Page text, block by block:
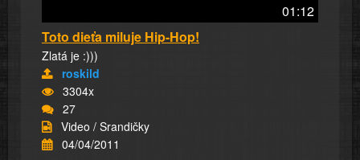
01:12
Toto dieťa miluje Hip-Hop!
Zlatá je :)))
roskild
3304x
27
Video / Srandičky
04/04/2011